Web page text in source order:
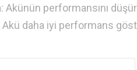
: Akünün performansını
Akü daha iyi performans